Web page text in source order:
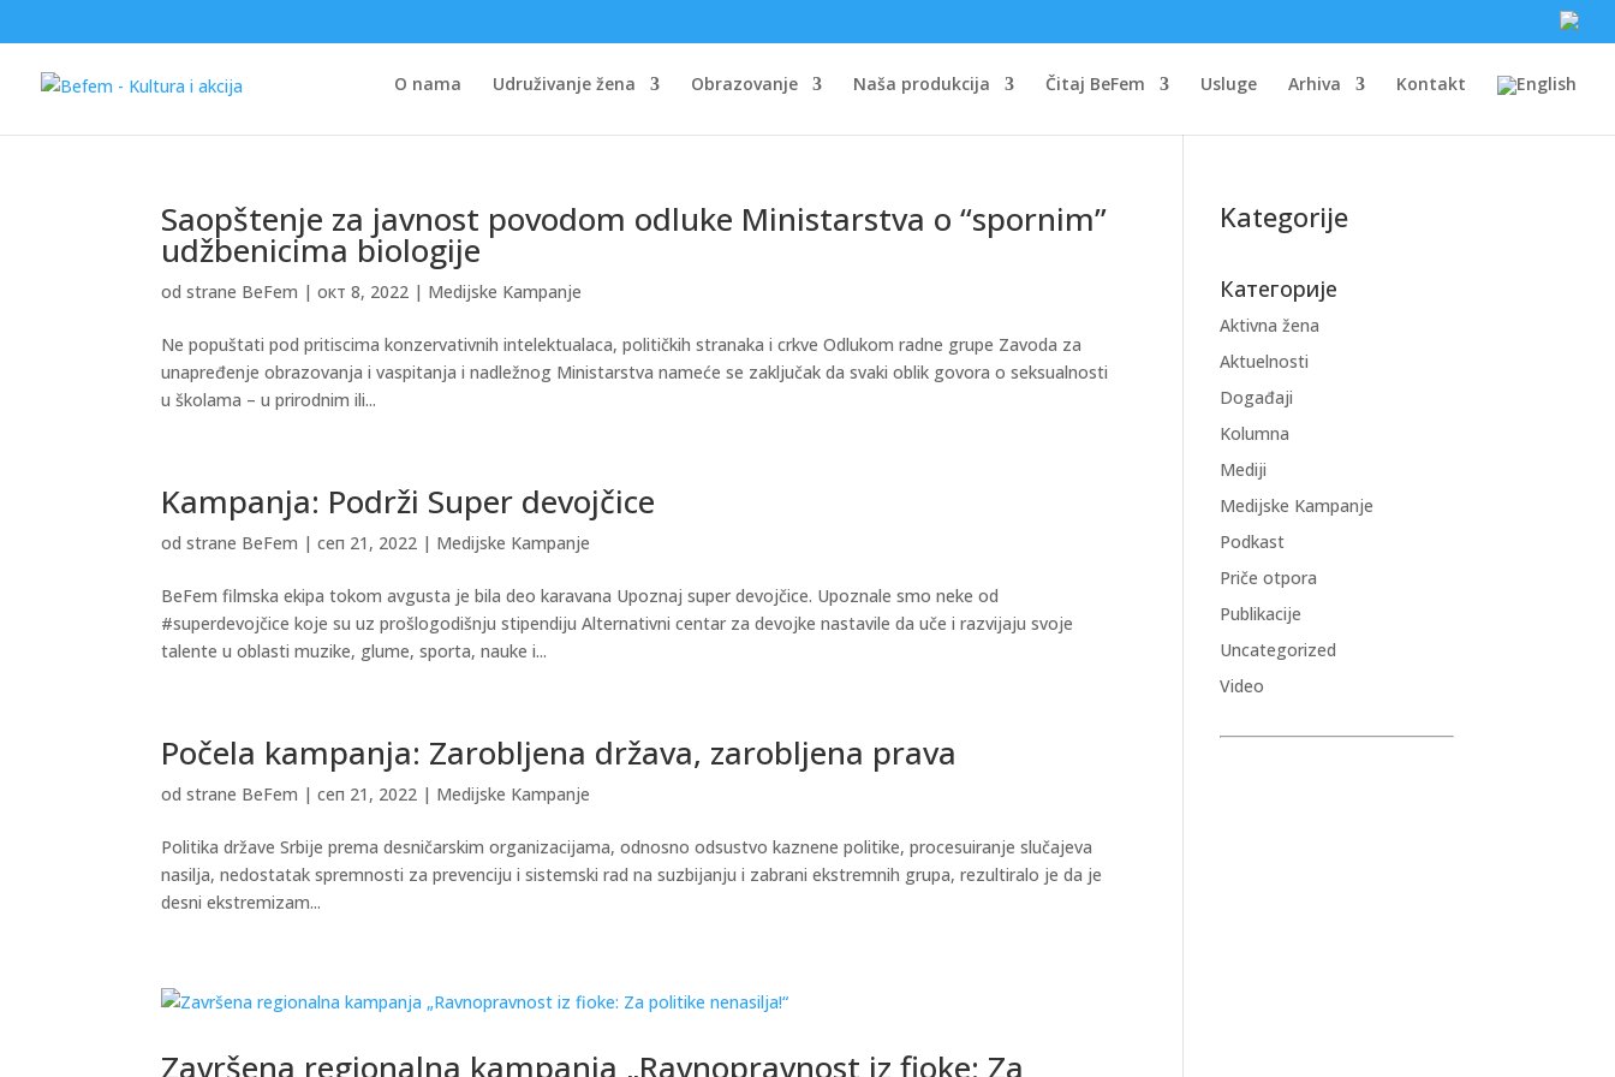
O nama Udruživanje žena Obrazovanje Naša produkcija Čitaj BeFem Usluge Arhiva Kontakt
Saopštenje za javnost povodom odluke Ministarstva o “spornim”
udžbenicima biologije
od strane BeFem |окт 8, 2022 | Medijske Kampanje
Ne popuštati pod pritiscima konzervativnih intelektualaca, političkih stranaka i crkve Odlukom radne grupe Zavoda za
unapređenje obrazovanja i vaspitanja i nadležnog Ministarstva nameće se zaključak da svaki oblik govora o seksualnosti
u školama – u prirodnim ili...
Kampanja: Podrži Super devojčice
od strane BeFem |сеп 21, 2022 | Medijske Kampanje
BeFem filmska ekipa tokom avgusta je bila deo karavana Upoznaj super devojčice. Upoznale smo neke od
#superdevojčice koje su uz prošlogodišnju stipendiju Alternativni centar za devojke nastavile da uče i razvijaju svoje
talente u oblasti muzike, glume, sporta, nauke i...
Počela kampanja: Zarobljena država, zarobljena prava
od strane BeFem |сеп 21, 2022 | Medijske Kampanje
Politika države Srbije prema desničarskim organizacijama, odnosno odsustvo kaznene politike, procesuiranje slučajeva
nasilja, nedostatak spremnosti za prevenciju i sistemski rad na suzbijanju i zabrani ekstremnih grupa, rezultiralo je da je
desni ekstremizam...
Završena regionalna kampanja „Ravnopravnost iz fioke: Za
Kategorije
Категорије
Aktivna žena
Aktuelnosti
Događaji
Kolumna
Mediji
Medijske Kampanje
Podkast
Priče otpora
Publikacije
Uncategorized
Video